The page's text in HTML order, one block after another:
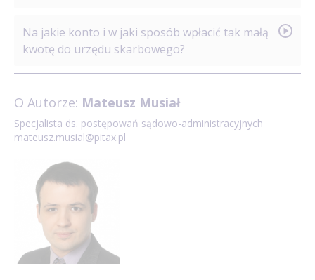
(obliczanych z dokładnością do groszy) po
zsumowaniu w deklaracji rocznej i zaokrągleniu
według reguł matematycznych może różnić się od
dwie.
Tak, polskie przepisy nie określają kwoty minimalnej,
poniżej której dług jest darowany – każdą niedopłatę
wartość, formalnie pozostaje ona zaległością
podatkowy „na zero”.
Na jakie konto i w jaki sposób wpłacić tak małą
kwotę do urzędu skarbowego?
wpłacamy na swój indywidualny mikrorachunek
podatkowy. Numer tego konta można wygenerować
na stronie rządowej (podając numer PESEL lub NIP),
i najwygodniejszą formą uniknięcia ewentualnych
monitów z urzędu.
O Autorze: Mateusz Musiał
Specjalista ds. postępowań sądowo-administracyjnych
mateusz.musial@pitax.pl